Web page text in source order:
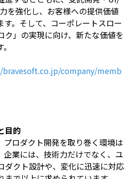
を強化し、お客様への提供価値
。そして、コーポレートスロー
ク」の実現に向け、新たな価値を
company/memb
目的
プロダクト開発を取り巻く環境は
企業には、技術力だけでなく、ユ
ダクト設計や、変化に迅速に対応